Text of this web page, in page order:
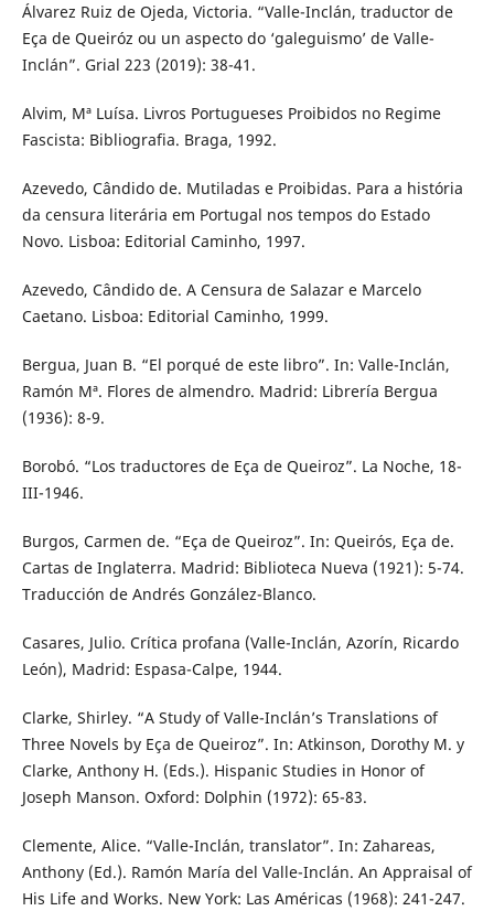
Álvarez Ruiz de Ojeda, Victoria. “Valle-Inclán, traductor de
Eça de Queiróz ou un aspecto do ‘galeguismo’ de Valle-
Inclán”. Grial 223 (2019): 38-41.
Alvim, Mª Luísa. Livros Portugueses Proibidos no Regime
Fascista: Bibliografia. Braga, 1992.
Azevedo, Cândido de. Mutiladas e Proibidas. Para a história
da censura literária em Portugal nos tempos do Estado
Novo. Lisboa: Editorial Caminho, 1997.
Azevedo, Cândido de. A Censura de Salazar e Marcelo
Caetano. Lisboa: Editorial Caminho, 1999.
Bergua, Juan B. “El porqué de este libro”. In: Valle-Inclán,
Ramón Mª. Flores de almendro. Madrid: Librería Bergua
(1936): 8-9.
Borobó. “Los traductores de Eça de Queiroz”. La Noche, 18-
III-1946.
Burgos, Carmen de. “Eça de Queiroz”. In: Queirós, Eça de.
Cartas de Inglaterra. Madrid: Biblioteca Nueva (1921): 5-74.
Traducción de Andrés González-Blanco.
Casares, Julio. Crítica profana (Valle-Inclán, Azorín, Ricardo
León), Madrid: Espasa-Calpe, 1944.
Clarke, Shirley. “A Study of Valle-Inclán’s Translations of
Three Novels by Eça de Queiroz”. In: Atkinson, Dorothy M. y
Clarke, Anthony H. (Eds.). Hispanic Studies in Honor of
Joseph Manson. Oxford: Dolphin (1972): 65-83.
Clemente, Alice. “Valle-Inclán, translator”. In: Zahareas,
Anthony (Ed.). Ramón María del Valle-Inclán. An Appraisal of
His Life and Works. New York: Las Américas (1968): 241-247.